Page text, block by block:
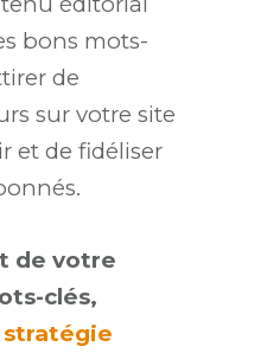
bons mots-
de
sur votre site
et de fidéliser
de votre
clés,
stratégie